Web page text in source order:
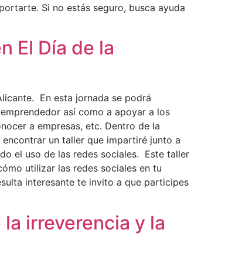
Si no estás seguro, busca ayuda
El Día de la
En esta jornada se podrá
así como a apoyar a los
a empresas, etc. Dentro de la
un taller que impartiré junto a
el uso de las redes sociales. Este taller
utilizar las redes sociales en tu
interesante te invito a que participes
irreverencia y la